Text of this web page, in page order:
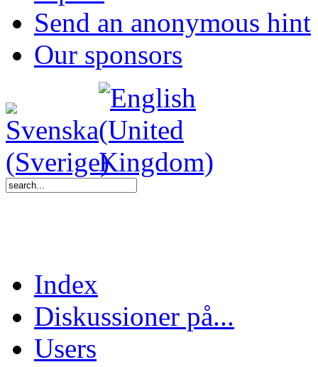
Send an anonymous hint
Our sponsors
Index
Diskussioner på...
Users